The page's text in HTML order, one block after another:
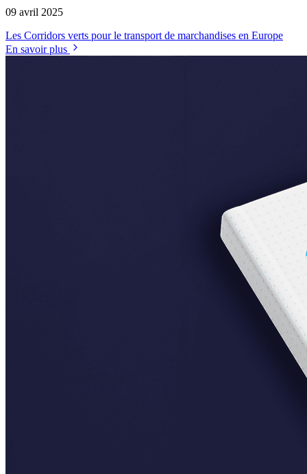
09 avril 2025
Les Corridors verts pour le transport de marchandises en Europe
En savoir plus